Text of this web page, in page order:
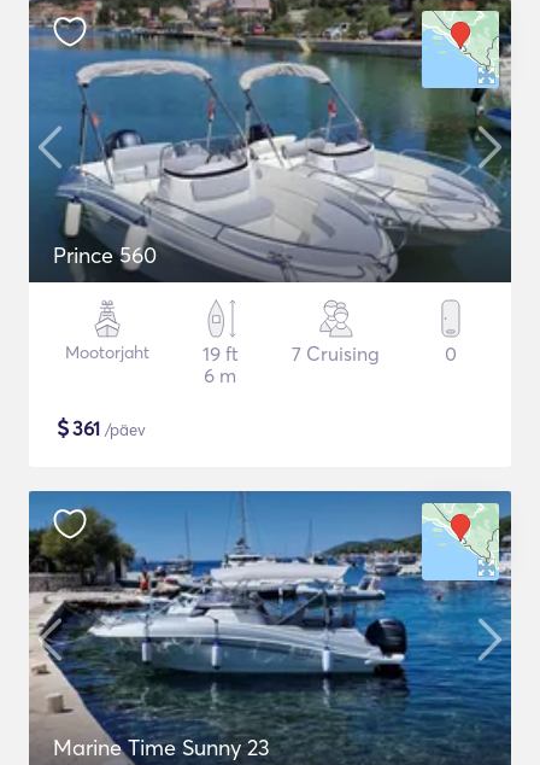
Prince 560
Mootorjaht
19 ft
6 m
7 Cruising 0
$361 /päev
Marine Time Sunny 23